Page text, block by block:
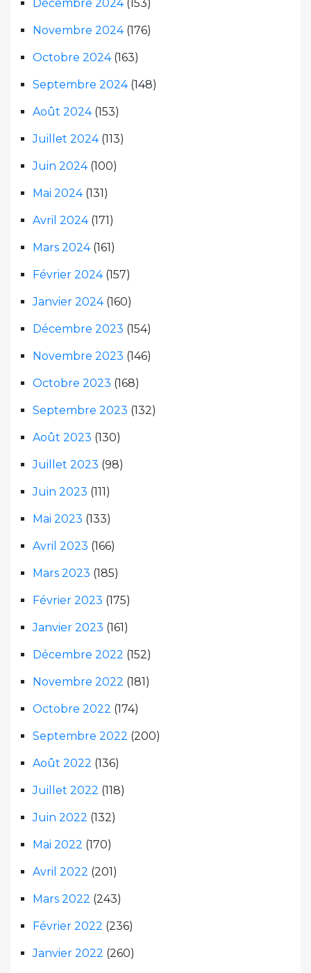
Décembre 2024(153)
Novembre 2024(176)
Octobre 2024(163)
Septembre 2024(148)
Août 2024(153)
Juillet 2024(113)
Juin 2024(100)
Mai 2024(131)
Avril 2024(171)
Mars 2024(161)
Février 2024(157)
Janvier 2024(160)
Décembre 2023 (154)
Novembre 2023 (146)
Octobre 2023 (168)
Septembre 2023 (132)
Août 2023 (130)
Juillet 2023 (98)
Juin 2023 (111)
Mai 2023 (133)
Avril 2023 (166)
Mars 2023 (185)
Février 2023 (175)
Janvier 2023 (161)
Décembre 2022 (152)
Novembre 2022 (181)
Octobre 2022 (174)
Septembre 2022 (200)
Août 2022 (136)
Juillet 2022 (118)
Juin 2022 (132)
Mai 2022 (170)
Avril 2022 (201)
Mars 2022 (243)
Février 2022 (236)
Janvier 2022 (260)